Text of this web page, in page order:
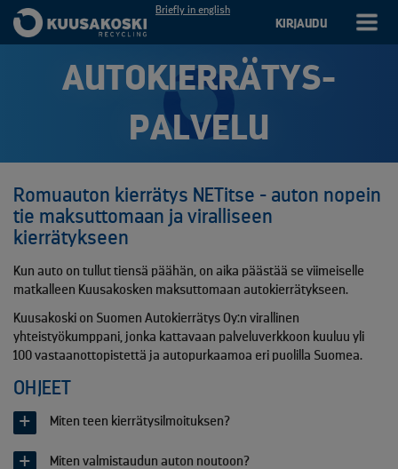
Briefly in english
KIRJAUDU
AUTOKIERRÄTYS­
PALVELU
Romuauton kierrätys NETitse - auton nopein
tie maksuttomaan ja viralliseen
kierrätykseen
Kun auto on tullut tiensä päähän, on aika päästää se viimeiselle
matkalleen Kuusakosken maksuttomaan autokierrätykseen.
Kuusakoski on Suomen Autokierrätys Oy:n virallinen
yhteistyökumppani, jonka kattavaan palveluverkkoon kuuluu yli
100 vastaanottopistettä ja autopurkaamoa eri puolilla Suomea.
OHJEET
Miten teen kierrätysilmoituksen?
Miten valmistaudun auton noutoon?